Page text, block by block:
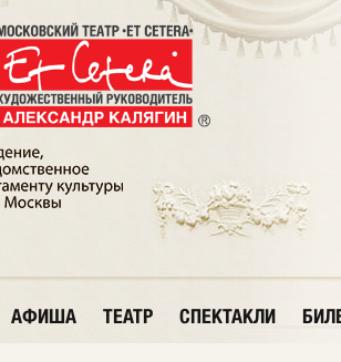
АФИША ТЕАТР СПЕКТАКЛИ